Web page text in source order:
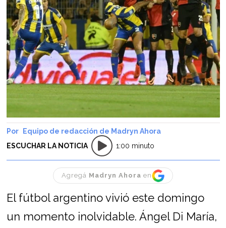
Equipo de redacción de Madryn Ahora
ESCUCHAR LA NOTICIA
1:00 minuto
Agregá Madryn Ahora en
El fútbol argentino vivió este domingo
un momento inolvidable. Ángel Di María,